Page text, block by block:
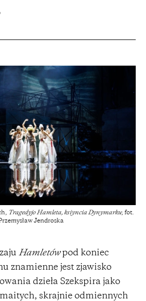
Tragedyjo Hamleta, ksiyncia Dynymarku; fot.
Jendroska
Hamletówpod koniec
znamienne jest zjawisko
dzieła Szekspira jako
skrajnie odmiennych